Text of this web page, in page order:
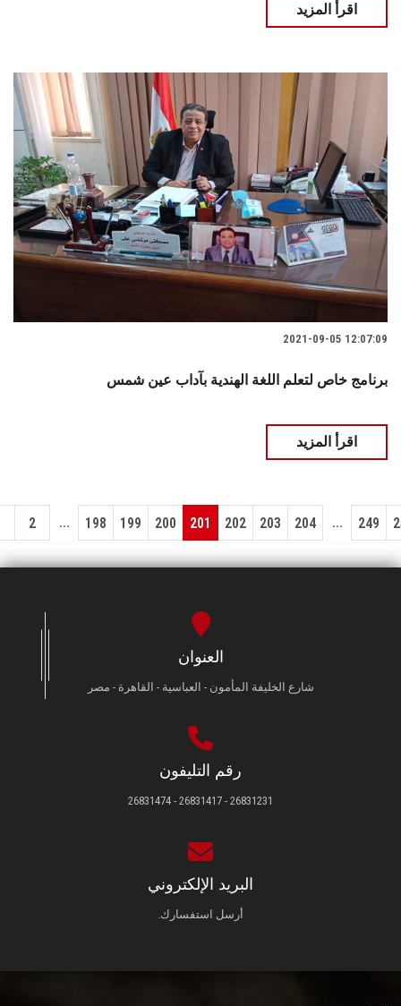
اقرأ المزيد
2021-09-05 12:07:09
برنامج خاص لتعلم اللغة الهندية بآداب عين شمس
اقرأ المزيد
2 ... 198 199 200 201 202 203 204 ... 249
العنوان
شارع الخليفة المأمون - العباسية - القاهرة - مصر
رقم التليفون
26831231 - 26831417 - 26831474
البريد الإلكتروني
أرسل استفسارك.